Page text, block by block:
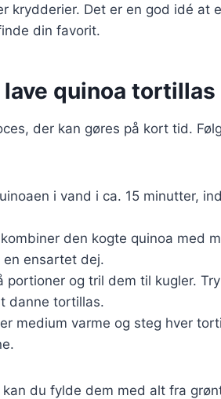
krydderier. Det er en god idé at
din favorit.
quinoa tortillas
der kan gøres på kort tid.
i vand i ca. 15 minutter,
den kogte quinoa med
ensartet dej.
portioner og tril dem til kugler.
danne tortillas.
medium varme og steg hver
du fylde dem med alt fra